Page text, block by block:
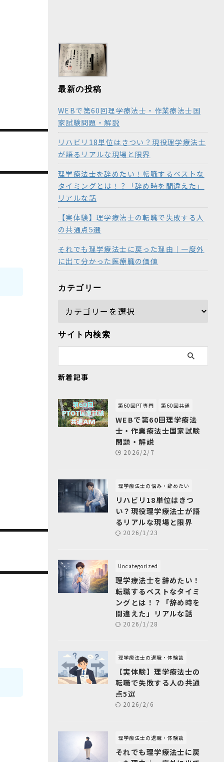
最新の投稿
WEBで第60回理学療法士・作業療法士国
家試験問題・解説
リハビリ18単位はきつい？現役理学療法士
が語るリアルな現場と限界
理学療法士を辞めたい！転職するベストな
タイミングとは！？「辞め時を間違えた」
リアルな話
【実体験】理学療法士の転職で失敗する人
の共通点5選
それでも理学療法士に戻った理由｜一度外
に出て分かった医療職の価値
カテゴリー
サイト内検索
新着記事
第60回PT専門 第60回共通
WEBで第60回理学療法
士・作業療法士国家試験
問題・解説
2026/2/7
理学療法士の悩み・辞めたい
リハビリ18単位はきつ
い？現役理学療法士が語
るリアルな現場と限界
2026/1/23
Uncategorized
理学療法士を辞めたい！
転職するベストなタイミ
ングとは！？「辞め時を
間違えた」リアルな話
2026/1/28
理学療法士の退職・体験談
【実体験】理学療法士の
転職で失敗する人の共通
点5選
2026/2/6
理学療法士の退職・体験談
それでも理学療法士に戻